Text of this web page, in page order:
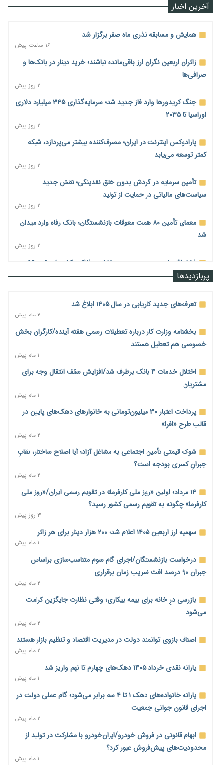
آخرین اخبار
همایش و مسابقه نذری ماه صفر برگزار شد
۱۶ ساعت پیش
زائران اربعین نگران ارز باقی‌مانده نباشند؛ خرید دینار در بانک‌ها و
صرافی‌ها
۲ روز پیش
جنگ کریدورها وارد فاز جدید شد؛ سرمایه‌گذاری ۳۴۵ میلیارد دلاری
اوراسیا تا ۲۰۳۵
۲ روز پیش
پارادوکس اینترنت در ایران؛ مصرف‌کننده بیشتر می‌پردازد، شبکه
کمتر توسعه می‌یابد
۲ روز پیش
تأمین سرمایه در گردش بدون خلق نقدینگی؛ نقش جدید
سیاست‌های مالیاتی در حمایت از تولید
۲ روز پیش
معمای تأمین ۸۰ همت معوقات بازنشستگان؛ بانک رفاه وارد میدان
شد
۲ روز پیش
فشار اقتصادی در مسیر صعود؛ شاخص فلاکت کشور از ۹۰ به ۹۶
درصد رسید
رشد ۷۵ هزار میلیاردی بازار خرید اعتباری؛ فین‌تک‌ها وارد میدان
احتمال اختلال ۲۴ ساعته در سامانه‌های تأمین اجتماعی
۲ روز پیش
آغاز اجرای پایلوت «ردا کارت» برای دانشجویان تحصیلات تکمیلی
محدودیت تازه برای شبکه بانکی؛ افزایش سپرده قانونی با هدف
کنترل تورم
ترمز تولید خودرو کشیده شد؛ افت ۲۵ درصدی تیراژ ایران‌خودرو،
سایپا و پارس‌خودرو
۲ روز پیش
نماینده مجلس: توسعه مرزهای زمینی به راهبرد تأمین کالاهای
خانه کارگر قزوین: شکاف دستمزد و هزینه معیشت هر روز عمیق‌تر
می‌شود
رئیس سازمان امور مالیاتی: بلاگرهای پردرآمد مشمول پرداخت
مالیات هستند
پیش‌بینی افزایش تولید برنج؛ نیاز وارداتی کشور به ۵۰۰ هزار تن
کاهش می‌یابد
۲ روز پیش
اختیارات جدید گمرکات برای تمدید ورود موقت کالا و خودرو تا
پربازدیدها
تعرفه‌های جدید کاریابی در سال ۱۴۰۵ ابلاغ شد
۲ ماه پیش
بخشنامه وزارت کار درباره تعطیلات رسمی هفته آینده/کارگران بخش
خصوصی هم تعطیل هستند
۱ ماه پیش
اختلال خدمات ۴ بانک برطرف شد/افزایش سقف انتقال وجه برای
مشتریان
۱ ماه پیش
پرداخت اعتبار ۳۰ میلیون‌تومانی به خانوارهای دهک‌های پایین در
قالب طرح «افرا»
۲ ماه پیش
شوک قیمتی تأمین اجتماعی به مشاغل آزاد؛ آیا اصلاح ساختار، نقابِ
جبرانِ کسری بودجه است؟
۲ ماه پیش
۱۴ مرداد؛ اولین «روز ملی کارفرما» در تقویم رسمی ایران/«روز ملی
کارفرما» چگونه به تقویم رسمی کشور رسید؟
۳ روز پیش
سهمیه ارز اربعین ۱۴۰۵ اعلام شد؛ ۲۰۰ هزار دینار برای هر زائر
۱ ماه پیش
درخواست بازنشستگان/اجرای گام سوم متناسب‌سازی براساس
جبران ۹۰ درصد افت ضریب زمان برقراری
۲ ماه پیش
بازرسی درِ خانه برای بیمه بیکاری؛ وقتی نظارت جایگزین کرامت
می‌شود
۲ ماه پیش
اصناف بازوی توانمند دولت در مدیریت اقتصاد و تنظیم بازار هستند
۲ ماه پیش
یارانه نقدی خرداد ۱۴۰۵ دهک‌های چهارم تا نهم واریز شد
۱ ماه پیش
یارانه خانواده‌های دهک ۱ تا ۴ سه برابر می‌شود؛ گام عملی دولت در
اجرای قانون جوانی جمعیت
۲ ماه پیش
ابهام قانونی در فروش خودرو/ایران‌خودرو با مشارکت در تولید از
محدودیت‌های پیش‌فروش عبور کرد؟
۱ ماه پیش